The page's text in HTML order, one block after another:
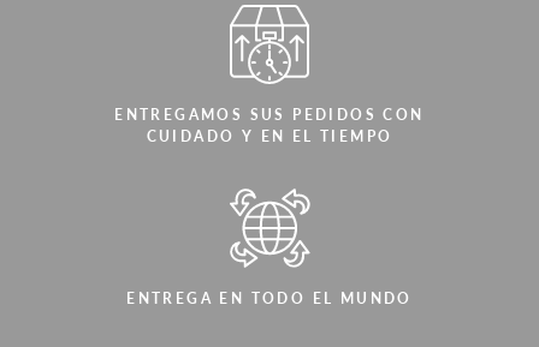
ENTREGAMOS SUS PEDIDOS CON
CUIDADO Y EN EL TIEMPO
ENTREGA EN TODO EL MUNDO